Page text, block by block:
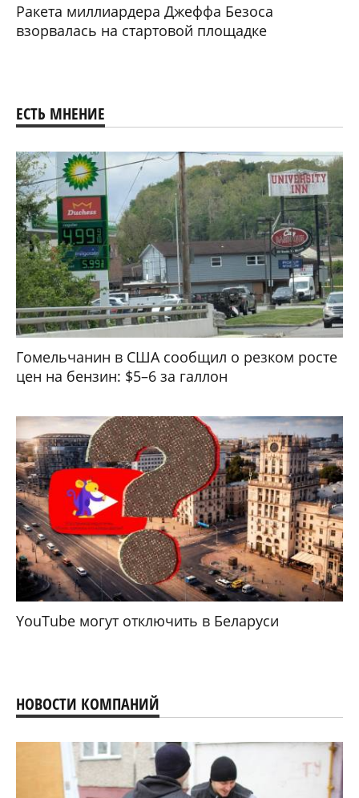
Ракета миллиардера Джеффа Безоса
взорвалась на стартовой площадке
ЕСТЬ МНЕНИЕ
Гомельчанин в США сообщил о резком росте
цен на бензин: $5–6 за галлон
YouTube могут отключить в Беларуси
НОВОСТИ КОМПАНИЙ